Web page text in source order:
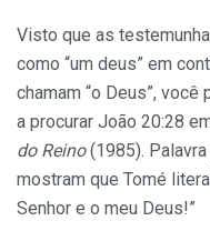
Visto que as
como “um deus” em
chamam “o Deus”,
a procurar João 20:28
do Reino(1985).
mostram que Tomé
Senhor e o meu Deus!”